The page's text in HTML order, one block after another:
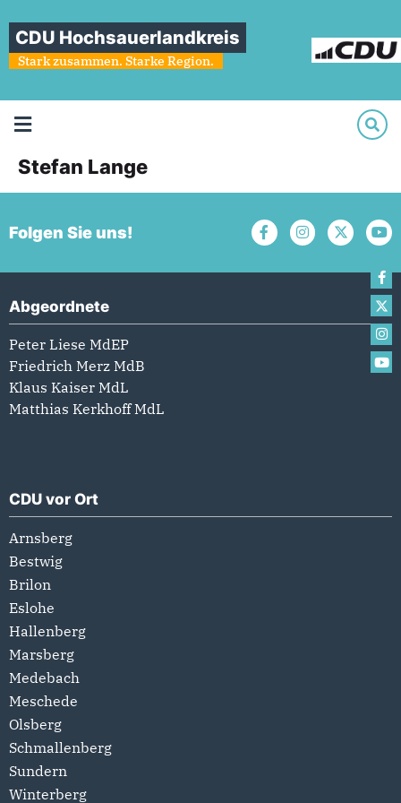
CDU Hochsauerlandkreis
Stark zusammen. Starke Region.
Stefan Lange
Folgen Sie uns!
Abgeordnete
Peter Liese MdEP
Friedrich Merz MdB
Klaus Kaiser MdL
Matthias Kerkhoff MdL
CDU vor Ort
Arnsberg
Bestwig
Brilon
Eslohe
Hallenberg
Marsberg
Medebach
Meschede
Olsberg
Schmallenberg
Sundern
Winterberg